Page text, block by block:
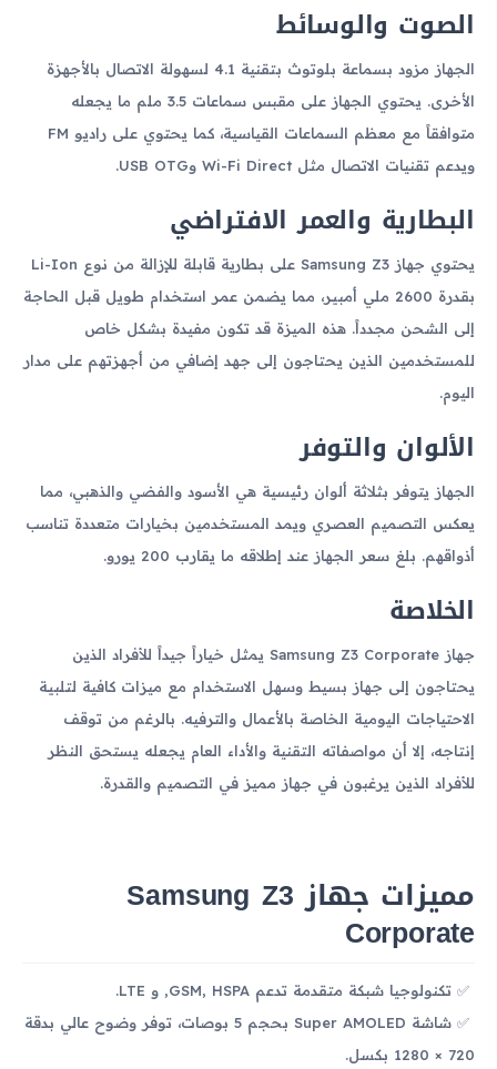
الصوت والوسائط
الجهاز مزود بسماعة بلوتوث بتقنية 4.1 لسهولة الاتصال بالأجهزة
الأخرى. يحتوي الجهاز على مقبس سماعات 3.5 ملم ما يجعله
متوافقاً مع معظم السماعات القياسية، كما يحتوي على راديو FM
ويدعم تقنيات الاتصال مثل Wi-Fi Direct وUSB OTG.
البطارية والعمر الافتراضي
يحتوي جهاز Samsung Z3 على بطارية قابلة للإزالة من نوع Li-Ion
بقدرة 2600 ملي أمبير، مما يضمن عمر استخدام طويل قبل الحاجة
إلى الشحن مجدداً. هذه الميزة قد تكون مفيدة بشكل خاص
للمستخدمين الذين يحتاجون إلى جهد إضافي من أجهزتهم على مدار
اليوم.
الألوان والتوفر
الجهاز يتوفر بثلاثة ألوان رئيسية هي الأسود والفضي والذهبي، مما
يعكس التصميم العصري ويمد المستخدمين بخيارات متعددة تناسب
أذواقهم. بلغ سعر الجهاز عند إطلاقه ما يقارب 200 يورو.
الخلاصة
جهاز Samsung Z3 Corporate يمثل خياراً جيداً للأفراد الذين
يحتاجون إلى جهاز بسيط وسهل الاستخدام مع ميزات كافية لتلبية
الاحتياجات اليومية الخاصة بالأعمال والترفيه. بالرغم من توقف
إنتاجه، إلا أن مواصفاته التقنية والأداء العام يجعله يستحق النظر
للأفراد الذين يرغبون في جهاز مميز في التصميم والقدرة.
مميزات جهاز Samsung Z3
Corporate
تكنولوجيا شبكة متقدمة تدعم GSM, HSPA, و LTE.
شاشة Super AMOLED بحجم 5 بوصات، توفر وضوح عالي بدقة
720 × 1280 بكسل.